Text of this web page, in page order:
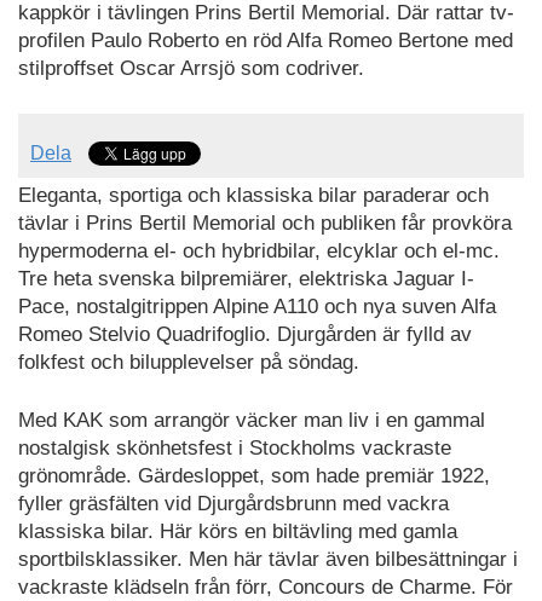
kappkör i tävlingen Prins Bertil Memorial. Där rattar tv-
profilen Paulo Roberto en röd Alfa Romeo Bertone med
stilproffset Oscar Arrsjö som codriver.
Dela
Eleganta, sportiga och klassiska bilar paraderar och
tävlar i Prins Bertil Memorial och publiken får provköra
hypermoderna el- och hybridbilar, elcyklar och el-mc.
Tre heta svenska bilpremiärer, elektriska Jaguar I-
Pace, nostalgitrippen Alpine A110 och nya suven Alfa
Romeo Stelvio Quadrifoglio. Djurgården är fylld av
folkfest och bilupplevelser på söndag.
Med KAK som arrangör väcker man liv i en gammal
nostalgisk skönhetsfest i Stockholms vackraste
grönområde. Gärdesloppet, som hade premiär 1922,
fyller gräsfälten vid Djurgårdsbrunn med vackra
klassiska bilar. Här körs en biltävling med gamla
sportbilsklassiker. Men här tävlar även bilbesättningar i
vackraste klädseln från förr, Concours de Charme. För